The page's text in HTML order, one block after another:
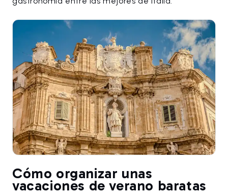
Cómo organizar unas
vacaciones de verano baratas